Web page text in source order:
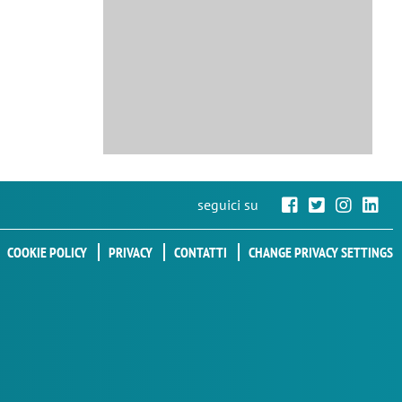
seguici su
COOKIE POLICY PRIVACY CONTATTI CHANGE PRIVACY SETTINGS